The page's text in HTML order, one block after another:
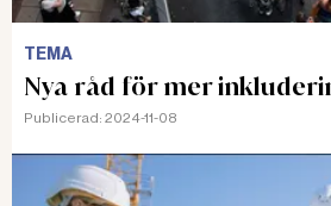
TEMA
Nya råd för mer
Publicerad: 2024-11-08